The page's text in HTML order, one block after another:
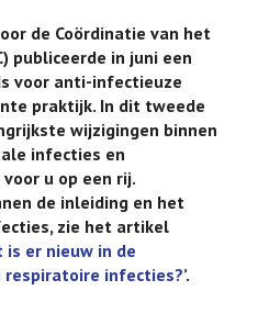
de Coördinatie van het
publiceerde in juni een
voor anti-infectieuze
praktijk. In dit tweede
wijzigingen binnen
infecties en
u op een rij.
de inleiding en het
zie het artikel
is er nieuw in de
infecties?’.